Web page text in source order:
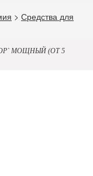
> Средства для
МОЩНЫЙ (ОТ 5